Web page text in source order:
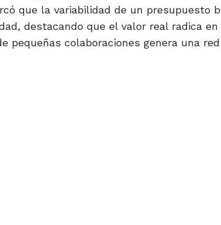
que la variabilidad de un presupuesto
destacando que el valor real radica
pequeñas colaboraciones genera una